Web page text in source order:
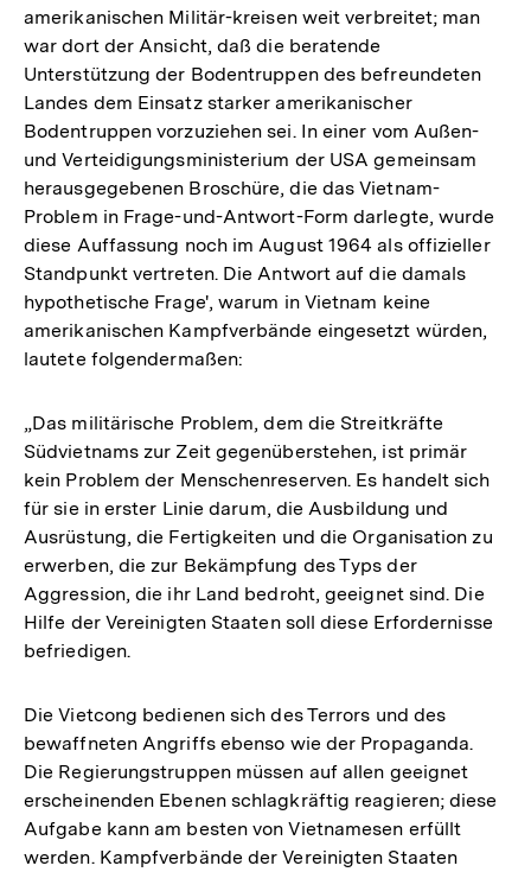
amerikanischen Militär-kreisen weit verbreitet; man
war dort der Ansicht, daß die beratende
Unterstützung der Bodentruppen des befreundeten
Landes dem Einsatz starker amerikanischer
Bodentruppen vorzuziehen sei. In einer vom Außen-
und Verteidigungsministerium der USA gemeinsam
herausgegebenen Broschüre, die das Vietnam-
Problem in Frage-und-Antwort-Form darlegte, wurde
diese Auffassung noch im August 1964 als offizieller
Standpunkt vertreten. Die Antwort auf die damals
hypothetische Frage', warum in Vietnam keine
amerikanischen Kampfverbände eingesetzt würden,
lautete folgendermaßen:
„Das militärische Problem, dem die Streitkräfte
Südvietnams zur Zeit gegenüberstehen, ist primär
kein Problem der Menschenreserven. Es handelt sich
für sie in erster Linie darum, die Ausbildung und
Ausrüstung, die Fertigkeiten und die Organisation zu
erwerben, die zur Bekämpfung des Typs der
Aggression, die ihr Land bedroht, geeignet sind. Die
Hilfe der Vereinigten Staaten soll diese Erfordernisse
befriedigen.
Die Vietcong bedienen sich des Terrors und des
bewaffneten Angriffs ebenso wie der Propaganda.
Die Regierungstruppen müssen auf allen geeignet
erscheinenden Ebenen schlagkräftig reagieren; diese
Aufgabe kann am besten von Vietnamesen erfüllt
werden. Kampfverbände der Vereinigten Staaten